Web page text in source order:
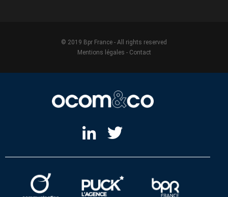
© 2019 Bpr France - All rights reserved
Mentions légales - Contact